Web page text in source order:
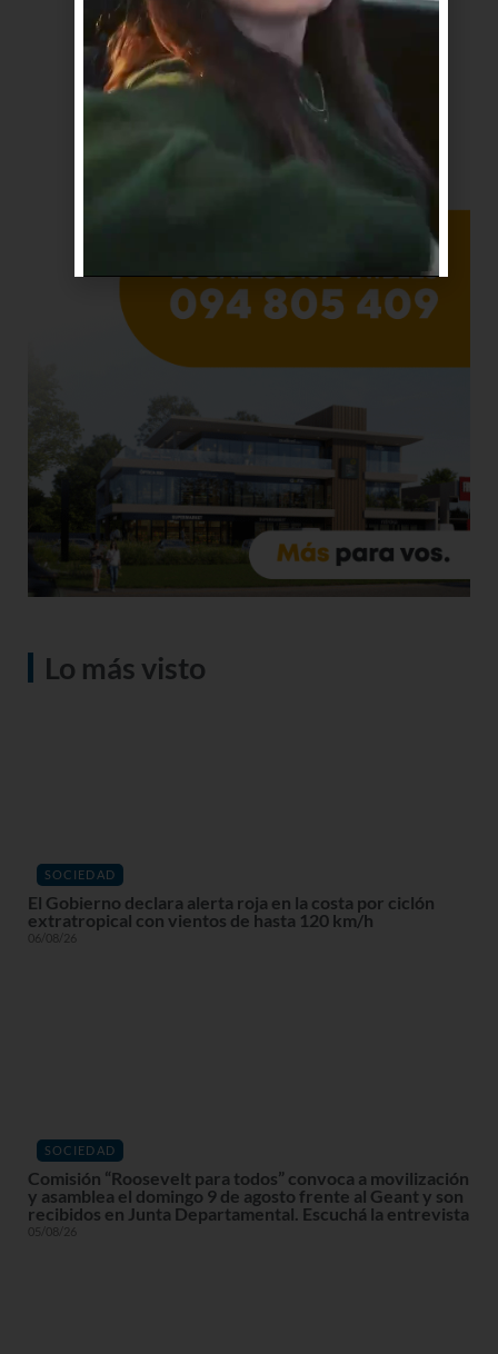
Lo más visto
SOCIEDAD
El Gobierno declara alerta roja en la costa por ciclón
extratropical con vientos de hasta 120 km/h
06/08/26
SOCIEDAD
Comisión “Roosevelt para todos” convoca a movilización
y asamblea el domingo 9 de agosto frente al Geant y son
recibidos en Junta Departamental. Escuchá la entrevista
05/08/26